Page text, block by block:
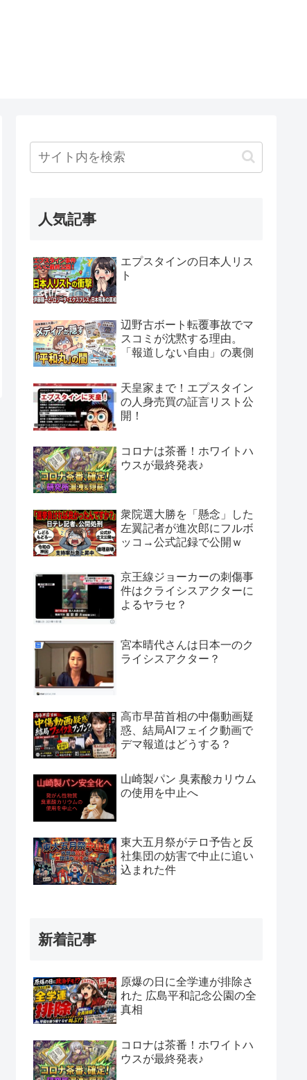
人気記事
エプスタインの日本人リス
ト
辺野古ボート転覆事故でマ
スコミが沈黙する理由。
「報道しない自由」の裏側
天皇家まで！エプスタイン
の人身売買の証言リスト公
開！
コロナは茶番！ホワイトハ
ウスが最終発表♪
衆院選大勝を「懸念」した
左翼記者が進次郎にフルボ
ッコ→公式記録で公開ｗ
京王線ジョーカーの刺傷事
件はクライシスアクターに
よるヤラセ？
宮本晴代さんは日本一のク
ライシスアクター？
高市早苗首相の中傷動画疑
惑、結局AIフェイク動画で
デマ報道はどうする？
山崎製パン 臭素酸カリウム
の使用を中止へ
東大五月祭がテロ予告と反
社集団の妨害で中止に追い
込まれた件
新着記事
原爆の日に全学連が排除さ
れた 広島平和記念公園の全
真相
コロナは茶番！ホワイトハ
ウスが最終発表♪